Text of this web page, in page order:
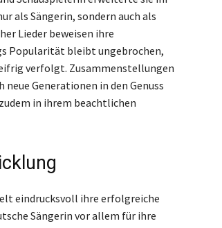
als Sängerin, sondern auch als
Lieder beweisen ihre
Popularität bleibt ungebrochen,
verfolgt. Zusammenstellungen
Generationen in den Genuss
in ihrem beachtlichen
eindrucksvoll ihre erfolgreiche
Sängerin vor allem für ihre